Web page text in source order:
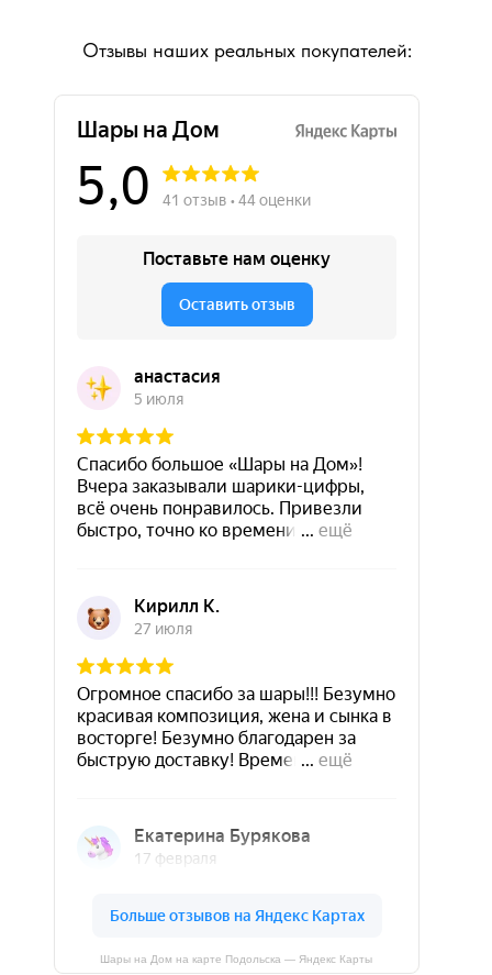
Шары на Дом на карте Подольска — Яндекс Карты
Отзывы наших реальных покупателей: